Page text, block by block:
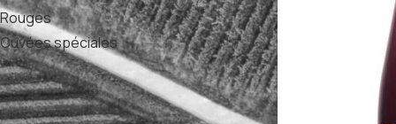
Rouges 3
Cuvées spéciales 4
TYPE DE VINS